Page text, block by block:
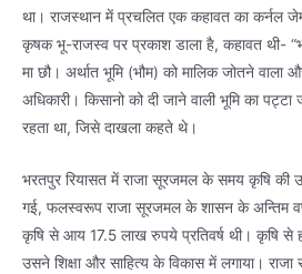
था। राजस्थान में प्रचलित एक कहावत का कर्नल
कृषक भू-राजस्व पर प्रकाश डाला है, कहावत थी-
मा छौ। अर्थात भूमि (भौम) को मालिक जोतने वाला
अधिकारी। किसानो को दी जाने वाली भूमि का पट्टा
रहता था, जिसे दाखला कहते थे।
भरतपुर रियासत में राजा सूरजमल के समय कृषि की
गई, फलस्वरूप राजा सूरजमल के शासन के अन्तिम
कृषि से आय 17.5 लाख रुपये प्रतिवर्ष थी। कृषि से
उसने शिक्षा और साहित्य के विकास में लगाया। राजा